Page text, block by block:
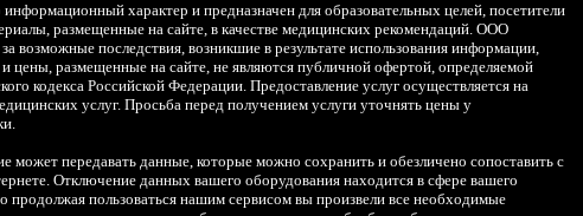
характер и предназначен для образовательных целей, посетители
размещенные на сайте, в качестве медицинских рекомендаций. ООО
возможные последствия, возникшие в результате использования информации,
цены, размещенные на сайте, не являются публичной офертой, определяемой
кодекса Российской Федерации. Предоставление услуг осуществляется на
услуг. Просьба перед получением услуги уточнять цены у
может передавать данные, которые можно сохранить и обезличено сопоставить с
Отключение данных вашего оборудования находится в сфере вашего
продолжая пользоваться нашим сервисом вы произвели все необходимые